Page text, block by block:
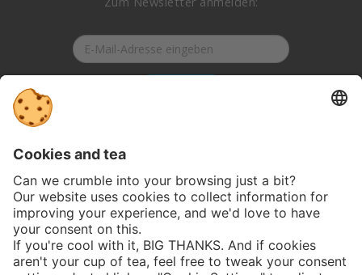
Jobs
Datenschutz
ProvenExpert.com
Bewertungen von
4
anderen Quellen
Folge uns auf Social-Media: